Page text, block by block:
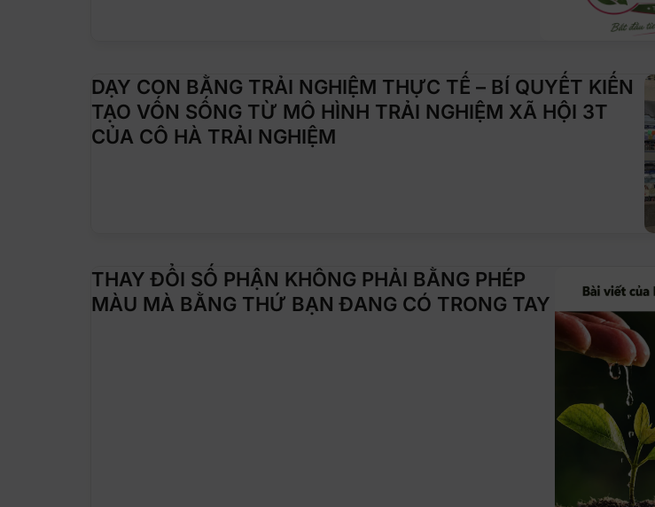
DẠY CON BẰNG TRẢI NGHIỆM THỰC TẾ – BÍ QUYẾT KIẾN
TẠO VỐN SỐNG TỪ MÔ HÌNH TRẢI NGHIỆM XÃ HỘI 3T
CỦA CÔ HÀ TRẢI NGHIỆM
THAY ĐỔI SỐ PHẬN KHÔNG PHẢI BẰNG PHÉP
MÀU MÀ BẰNG THỨ BẠN ĐANG CÓ TRONG TAY